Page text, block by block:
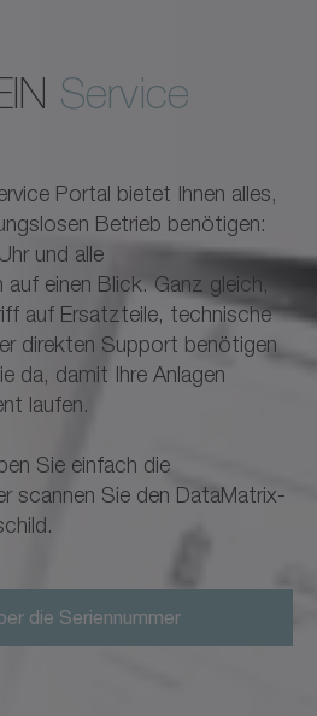
Service
Portal bietet Ihnen alles,
Betrieb benötigen:
und alle
einen Blick. Ganz gleich,
auf Ersatzteile, technische
direkten Support benötigen
da, damit Ihre Anlagen
laufen.
Sie einfach die
scannen Sie den DataMatrix-
die Seriennummer